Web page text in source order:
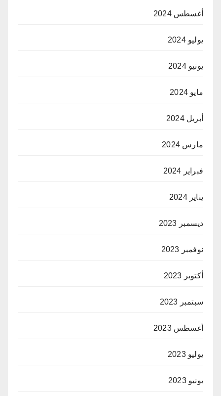
أغسطس 2024
يوليو 2024
يونيو 2024
مايو 2024
أبريل 2024
مارس 2024
فبراير 2024
يناير 2024
ديسمبر 2023
نوفمبر 2023
أكتوبر 2023
سبتمبر 2023
أغسطس 2023
يوليو 2023
يونيو 2023